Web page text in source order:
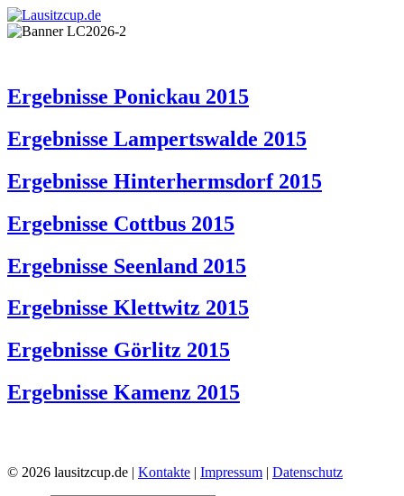
Ergebnisse Ponickau 2015
Ergebnisse Lampertswalde 2015
Ergebnisse Hinterhermsdorf 2015
Ergebnisse Cottbus 2015
Ergebnisse Seenland 2015
Ergebnisse Klettwitz 2015
Ergebnisse Görlitz 2015
Ergebnisse Kamenz 2015
© 2026 lausitzcup.de | Kontakte | Impressum | Datenschutz